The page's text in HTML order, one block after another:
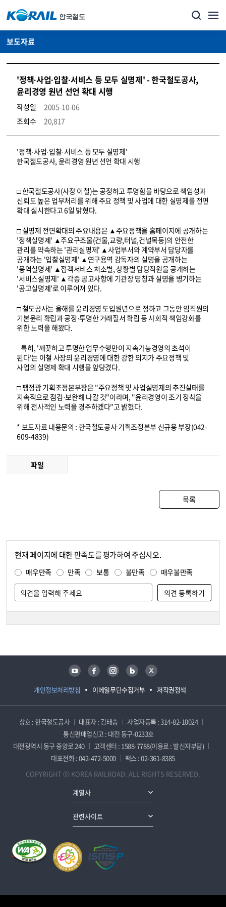
보도자료
'정책·사업·입찰·서비스 등 모두 실명제' - 한국철도공사,
윤리경영 원년 선언 확대 시행
작성일
2005-10-06
조회수
20,817
뉴스·홍보_보도자료 상세보기 – 내용, 파일, 담당자 연락처로 구성
'정책·사업·입찰·서비스 등 모두 실명제'
한국철도공사, 윤리경영 원년 선언 확대 시행
□ 한국철도공사(사장 이철)는 공정하고 투명함을 바탕으로 책임성과
신뢰도 높은 업무처리를 위해 주요 정책 및 사업에 대한 실명제를 전면
확대 실시한다고 6일 밝혔다.
□ 실명제 전면확대의 주요내용은 ▲주요정책을 홈페이지에 공개하는
'정책실명제' ▲주요구조물(건물,교량,터널,건널목등)의 안전한
관리를 약속하는 '관리실명제' ▲사업부서와 계약부서 담당자를
공개하는 '입찰실명제' ▲연구용역 감독자의 실명을 공개하는
'용역실명제' ▲접객서비스 처소별, 상황별 담당직원을 공개하는
'서비스실명제' ▲각종 공고사항에 기관장 명칭과 실명을 병기하는
'공고실명제'로 이루어져 있다.
□ 철도공사는 올해를 윤리경영 도입원년으로 정하고 그동안 임직원의
기본윤리 확립과 공정·투명한 거래질서 확립 등 사회적 책임강화를
위한 노력을 해왔다.
특히, '깨끗하고 투명한 업무수행만이 지속가능경영의 초석이
된다'는 이철 사장의 윤리경영에 대한 강한 의지가 주요정책 및
사업의 실명제 확대 시행을 앞당겼다.
□ 팽정광 기획조정본부장은 "주요정책 및 사업실명제의 추진실태를
지속적으로 점검·보완해 나갈 것"이라며, "윤리경영이 조기 정착을
위해 전사적인 노력을 경주하겠다"고 밝혔다.
* 보도자료 내용문의 : 한국철도공사 기획조정본부 신규용 부장(042-
609-4839)
파일
목록
현재 페이지에 대한 만족도를 평가하여 주십시오.
매우만족 만족 보통 불만족 매우불만족
개인정보처리방침 이메일무단수집거부 저작권정책
유튜브 페이스북 인스타그램 블로그 트위터
상호 : 한국철도공사 대표자 : 김태승
사업자등록 : 314-82-10024
통신판매업신고 : 대전 동구-0233호
대전광역시 동구 중앙로 240
고객센터 : 1588-7788(이용료 : 발신자부담)
대표전화 : 042-472-5000
팩스 : 02-361-8385
COPYRIGHT ⓒ KOREA RAILROAD. ALL RIGHTS RESERVED.
계열사
관련사이트